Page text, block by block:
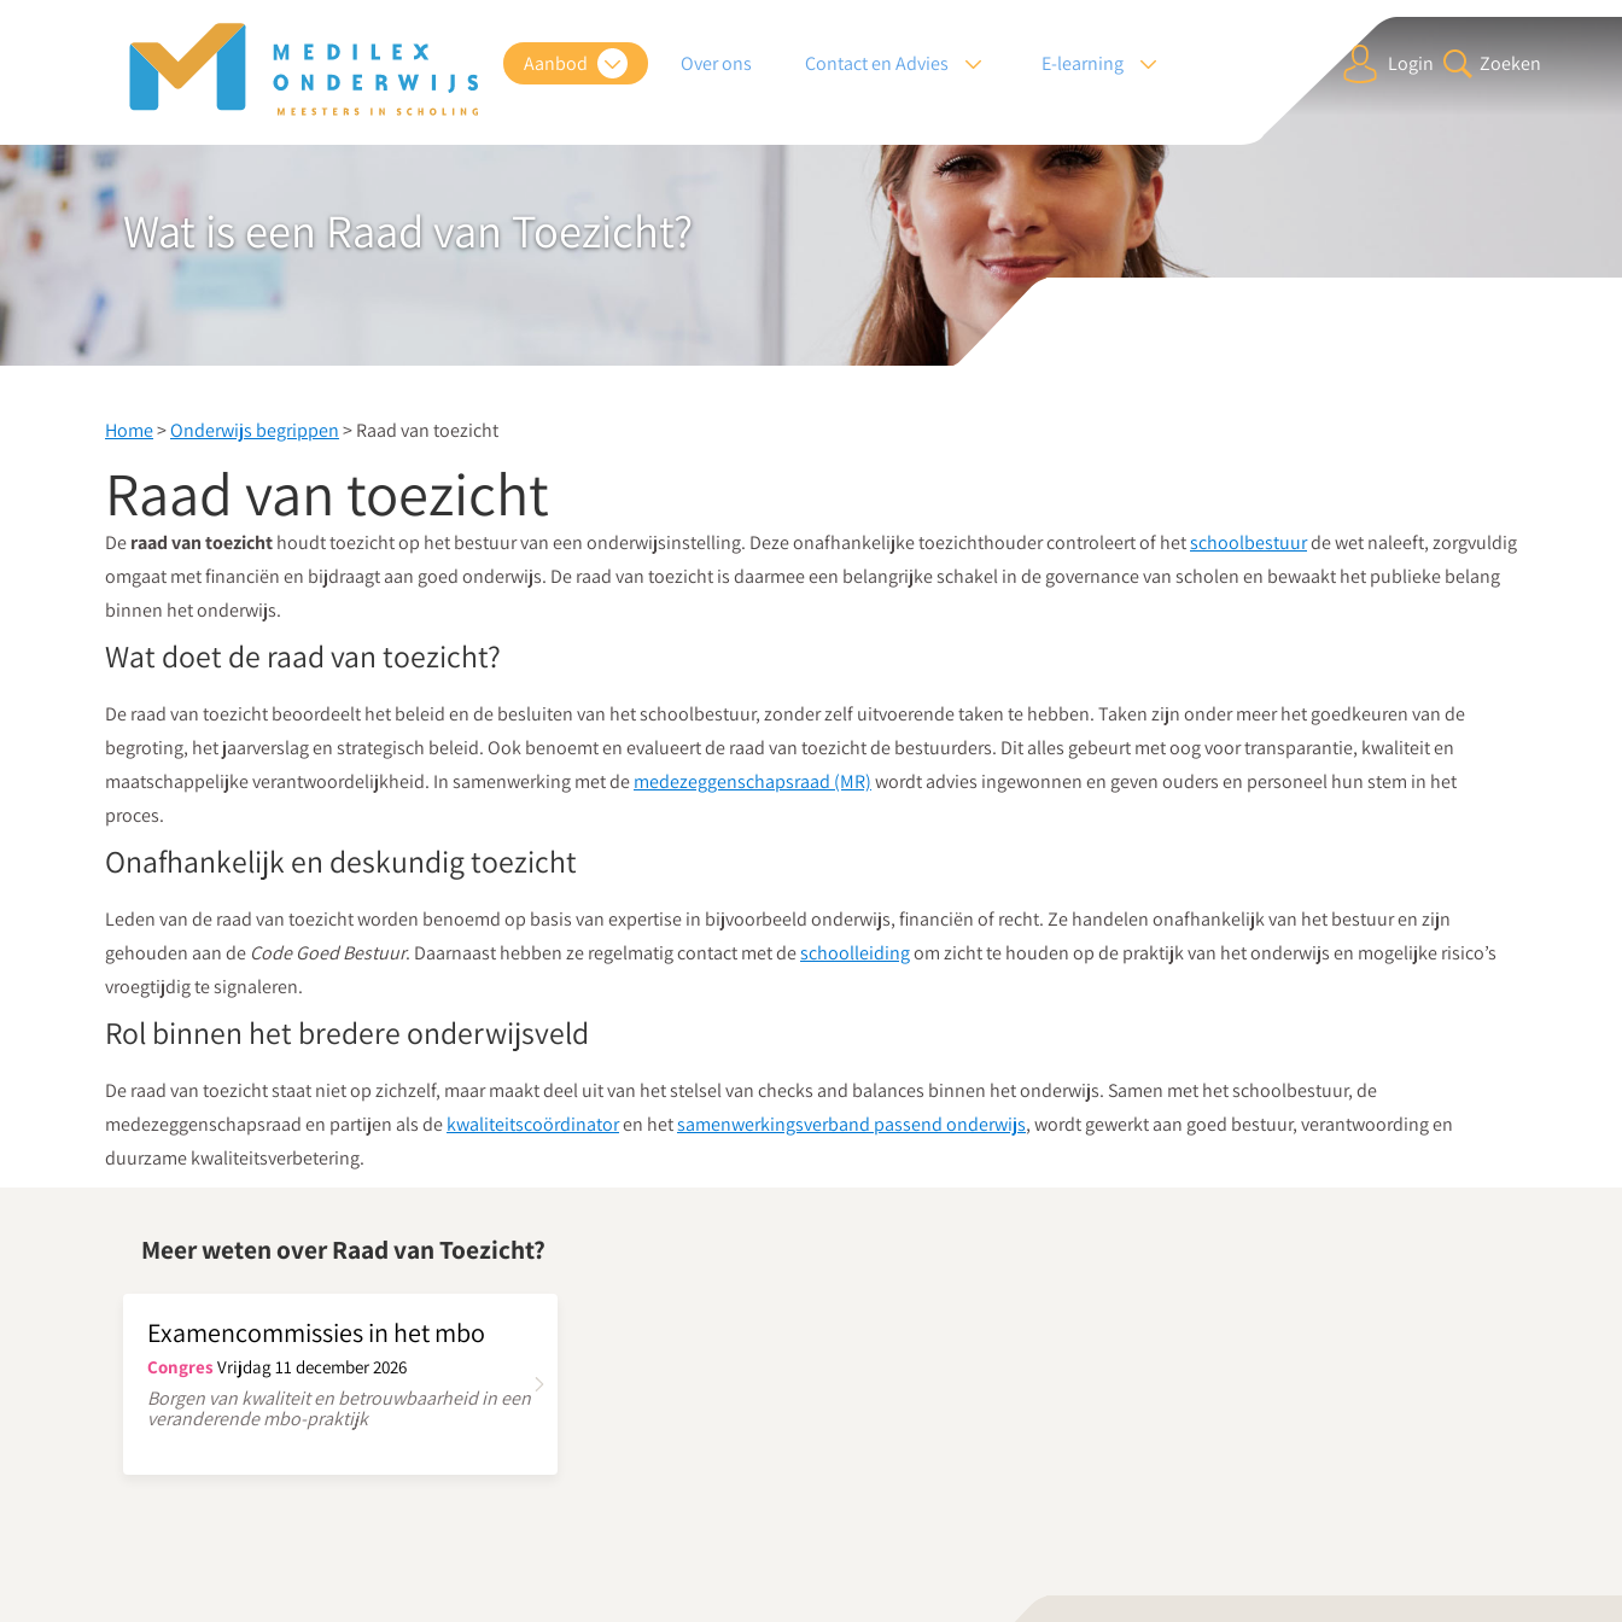
Aanbod Over ons Contact en Advies E-learning Login Zoeken
Wat is een Raad van Toezicht?
Home>Onderwijs begrippen> Raad van toezicht
Raad van toezicht
Deraad van toezichthoudt toezicht op het bestuur van een onderwijsinstelling. Deze onafhankelijke toezichthouder controleert of hetschoolbestuurde wet naleeft, zorgvuldig
omgaat met financiën en bijdraagt aan goed onderwijs. De raad van toezicht is daarmee een belangrijke schakel in de governance van scholen en bewaakt het publieke belang
binnen het onderwijs.
Wat doet de raad van toezicht?
De raad van toezicht beoordeelt het beleid en de besluiten van het schoolbestuur, zonder zelf uitvoerende taken te hebben. Taken zijn onder meer het goedkeuren van de
begroting, het jaarverslag en strategisch beleid. Ook benoemt en evalueert de raad van toezicht de bestuurders. Dit alles gebeurt met oog voor transparantie, kwaliteit en
maatschappelijke verantwoordelijkheid. In samenwerking met demedezeggenschapsraad (MR)wordt advies ingewonnen en geven ouders en personeel hun stem in het
proces.
Onafhankelijk en deskundig toezicht
Leden van de raad van toezicht worden benoemd op basis van expertise in bijvoorbeeld onderwijs, financiën of recht. Ze handelen onafhankelijk van het bestuur en zijn
gehouden aan de Code Goed Bestuur. Daarnaast hebben ze regelmatig contact met deschoolleidingom zicht te houden op de praktijk van het onderwijs en mogelijke risico’s
vroegtijdig te signaleren.
Rol binnen het bredere onderwijsveld
De raad van toezicht staat niet op zichzelf, maar maakt deel uit van het stelsel van checks and balances binnen het onderwijs. Samen met het schoolbestuur, de
medezeggenschapsraad en partijen als dekwaliteitscoördinatoren hetsamenwerkingsverband passend onderwijs, wordt gewerkt aan goed bestuur, verantwoording en
duurzame kwaliteitsverbetering.
Meer weten over Raad van Toezicht?
Examencommissies in het mbo
Congres Vrijdag 11 december 2026
Borgen van kwaliteit en betrouwbaarheid in een
veranderende mbo-praktijk